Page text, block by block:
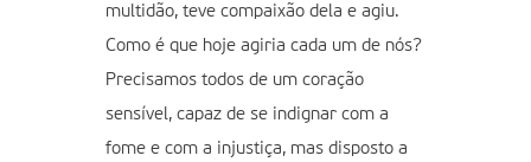
multidão, teve compaixão dela e agiu.
Como é que hoje agiria cada um de nós?
Precisamos todos de um coração
sensível, capaz de se indignar com a
fome e com a injustiça, mas disposto a